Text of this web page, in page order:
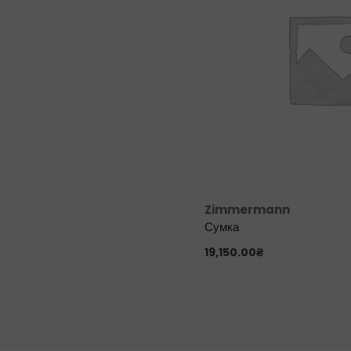
Zimmermann
Сумка
19,150.00₴